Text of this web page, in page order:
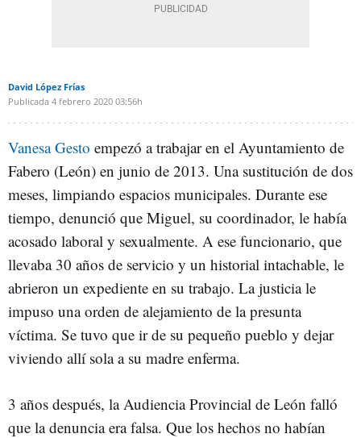
David López Frías
Publicada 4 febrero 2020 03:56h
Vanesa Gesto empezó a trabajar en el Ayuntamiento de
Fabero (León) en junio de 2013. Una sustitución de dos
meses, limpiando espacios municipales. Durante ese
tiempo, denunció que Miguel, su coordinador, le había
acosado laboral y sexualmente. A ese funcionario, que
llevaba 30 años de servicio y un historial intachable, le
abrieron un expediente en su trabajo. La justicia le
impuso una orden de alejamiento de la presunta
víctima. Se tuvo que ir de su pequeño pueblo y dejar
viviendo allí sola a su madre enferma.
3 años después, la Audiencia Provincial de León falló
que la denuncia era falsa. Que los hechos no habían